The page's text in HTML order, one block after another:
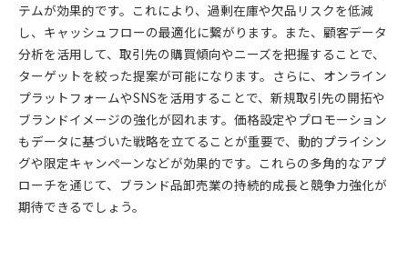
テムが効果的です。これにより、過剰在庫や欠品リスクを低減
し、キャッシュフローの最適化に繋がります。また、顧客データ
分析を活用して、取引先の購買傾向やニーズを把握することで、
ターゲットを絞った提案が可能になります。さらに、オンライン
プラットフォームやSNSを活用することで、新規取引先の開拓や
ブランドイメージの強化が図れます。価格設定やプロモーション
もデータに基づいた戦略を立てることが重要で、動的プライシン
グや限定キャンペーンなどが効果的です。これらの多角的なアプ
ローチを通じて、ブランド品卸売業の持続的成長と競争力強化が
期待できるでしょう。